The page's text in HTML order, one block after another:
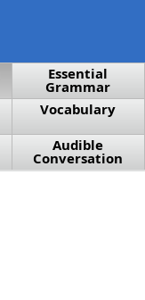
Essential
Grammar
Vocabulary
Audible
Conversation